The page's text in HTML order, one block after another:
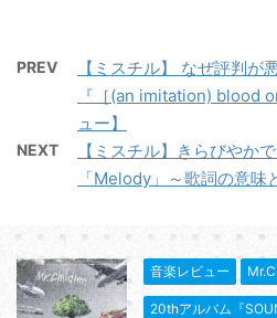
PREV
【ミスチル】 なぜ評判が
『［(an imitation) blood
ュー】
NEXT
【ミスチル】きらびやか
「Melody」～歌詞の意味
音楽レビュー
20thアルバム『